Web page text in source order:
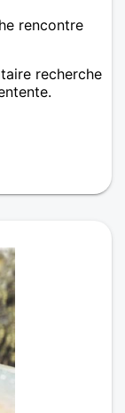
rencontre
recherche